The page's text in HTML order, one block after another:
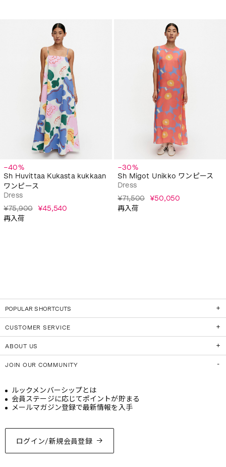
−40%
Sh Huvittaa Kukasta kukkaan
ワンピース
Dress
¥75,900 ¥45,540
再入荷
−30%
Sh Migot Unikko ワンピース
Dress
¥71,500 ¥50,050
再入荷
POPULAR SHORTCUTS
CUSTOMER SERVICE
ABOUT US
JOIN OUR COMMUNITY
ログイン/新規会員登録
ルックメンバーシップとは
会員ステージに応じてポイントが貯まる
メールマガジン登録で最新情報を入手